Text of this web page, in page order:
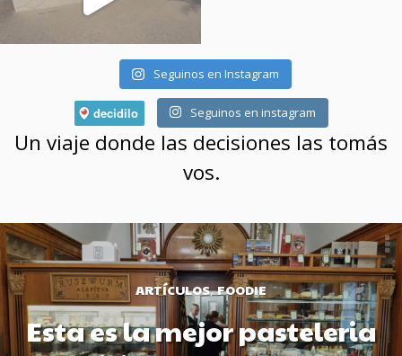
Seguinos en Instagram
Seguinos en instagram
Un viaje donde las decisiones las tomás
vos.
ARTÍCULOS,FOODIE
Esta es la mejor pasteleria